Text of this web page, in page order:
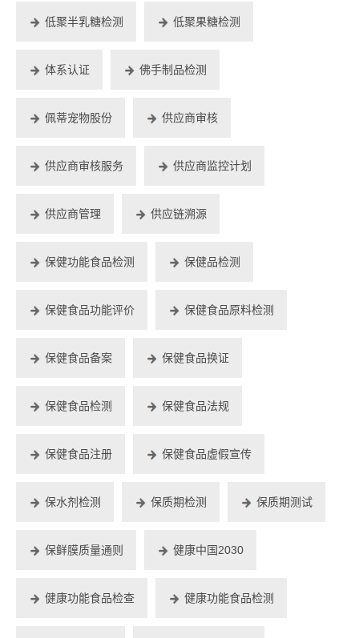
低聚半乳糖检测 低聚果糖检测
体系认证 佛手制品检测
佩蒂宠物股份 供应商审核
供应商审核服务 供应商监控计划
供应商管理 供应链溯源
保健功能食品检测 保健品检测
保健食品功能评价 保健食品原料检测
保健食品备案 保健食品换证
保健食品检测 保健食品法规
保健食品注册 保健食品虚假宣传
保水剂检测 保质期检测 保质期测试
保鲜膜质量通则 健康中国2030
健康功能食品检查 健康功能食品检测